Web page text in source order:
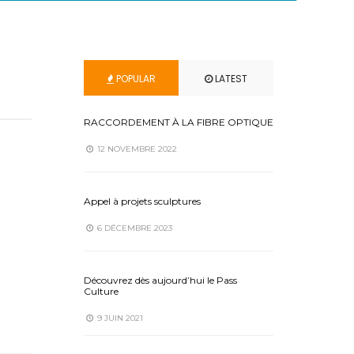
POPULAR LATEST
RACCORDEMENT À LA FIBRE OPTIQUE
12 NOVEMBRE 2022
Appel à projets sculptures
6 DÉCEMBRE 2023
Découvrez dès aujourd’hui le Pass
Culture
9 JUIN 2021